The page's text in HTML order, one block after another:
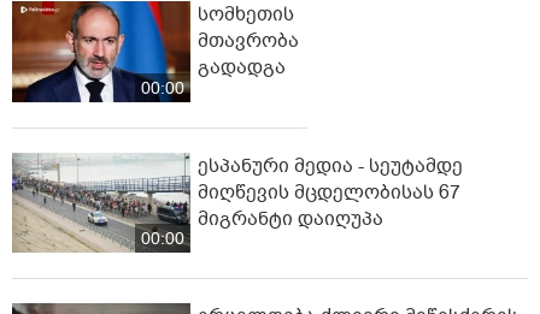
00:00
სომხეთის
მთავრობა
გადადგა
00:00
ესპანური მედია - სეუტამდე
მიღწევის მცდელობისას 67
მიგრანტი დაიღუპა